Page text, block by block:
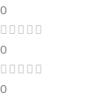
0
0
0